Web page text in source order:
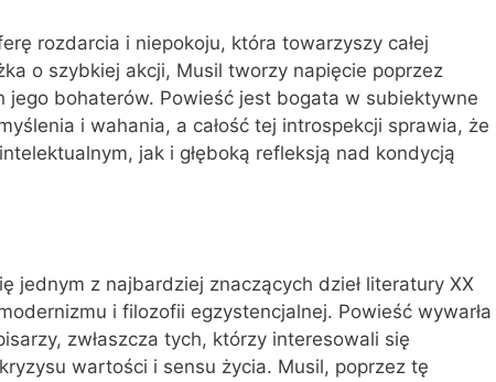
rozdarcia i niepokoju, która towarzyszy całej
o szybkiej akcji, Musil tworzy napięcie poprzez
jego bohaterów. Powieść jest bogata w subiektywne
i wahania, a całość tej introspekcji sprawia, że
jak i głęboką refleksją nad kondycją
jednym z najbardziej znaczących dzieł literatury XX
i filozofii egzystencjalnej. Powieść wywarła
zwłaszcza tych, którzy interesowali się
wartości i sensu życia. Musil, poprzez tę